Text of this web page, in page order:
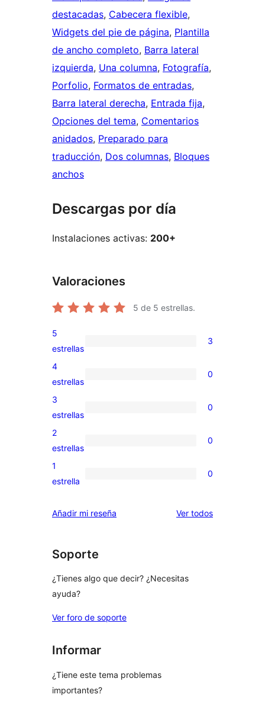
destacadas, Cabecera flexible
Widgets del pie de página, Plantilla
de ancho completo, Barra lateral
izquierda, Una columna, Fotografía
Porfolio, Formatos de entradas
Barra lateral derecha, Entrada fija
Opciones del tema, Comentarios
anidados, Preparado para
traducción, Dos columnas, Bloques
anchos
Descargas por día
Instalaciones activas: 200+
Valoraciones
5 de 5 estrellas.
3
valoraciones
de
5
estrellas
3
0
valoraciones
de
4
estrellas
0
0
valoraciones
de
3
estrellas
0
0
valoraciones
de
estrellas
2
estrellas
0
0
de
1
estrella
0
Añadir mi reseña Ver todoslos
Soporte
¿Tienes algo que decir? ¿Necesitas
ayuda?
Ver foro de soporte
Informar
¿Tiene este tema problemas
importantes?